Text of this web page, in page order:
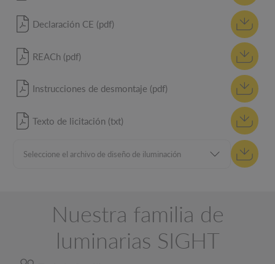
Declaración CE (pdf)
REACh (pdf)
Instrucciones de desmontaje (pdf)
Texto de licitación (txt)
Nuestra familia de
luminarias SIGHT